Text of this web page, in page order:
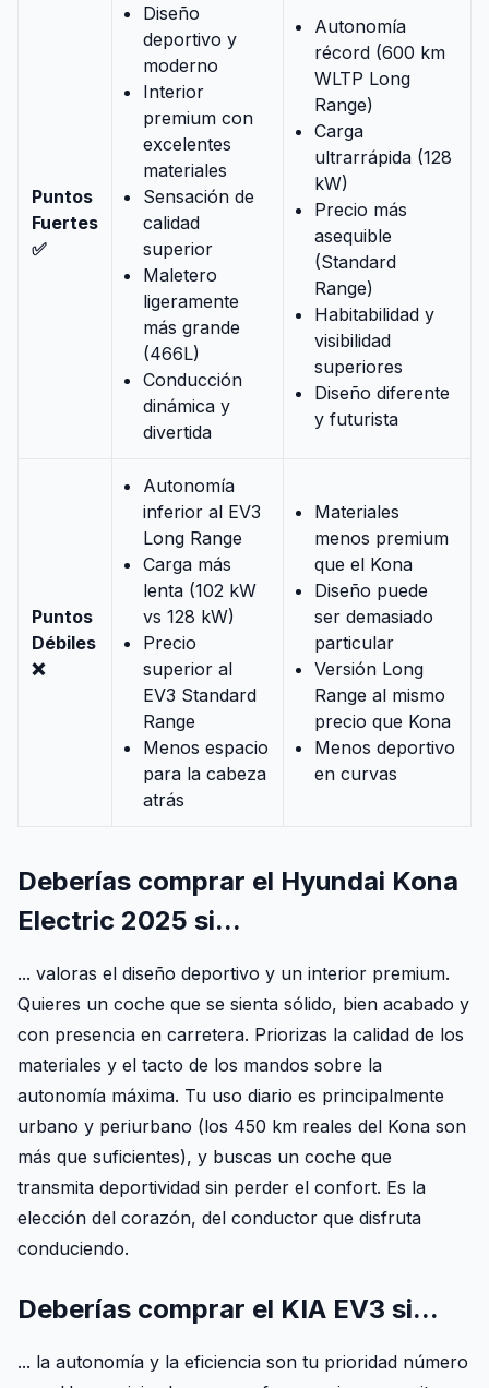
Puntos
Fuertes
✅
Diseño
deportivo y
moderno
Interior
premium con
excelentes
materiales
Sensación de
calidad
superior
Maletero
ligeramente
más grande
(466L)
Conducción
dinámica y
divertida
Autonomía
récord (600 km
WLTP Long
Range)
Carga
ultrarrápida (128
kW)
Precio más
asequible
(Standard
Range)
Habitabilidad y
visibilidad
superiores
Diseño diferente
y futurista
Puntos
Débiles
❌
Autonomía
inferior al EV3
Long Range
Carga más
lenta (102 kW
vs 128 kW)
Precio
superior al
EV3 Standard
Range
Menos espacio
para la cabeza
atrás
Materiales
menos premium
que el Kona
Diseño puede
ser demasiado
particular
Versión Long
Range al mismo
precio que Kona
Menos deportivo
en curvas
Deberías comprar el Hyundai Kona
Electric 2025 si...
... valoras el diseño deportivo y un interior premium.
Quieres un coche que se sienta sólido, bien acabado y
con presencia en carretera. Priorizas la calidad de los
materiales y el tacto de los mandos sobre la
autonomía máxima. Tu uso diario es principalmente
urbano y periurbano (los 450 km reales del Kona son
más que suficientes), y buscas un coche que
transmita deportividad sin perder el confort. Es la
elección del corazón, del conductor que disfruta
conduciendo.
Deberías comprar el KIA EV3 si...
... la autonomía y la eficiencia son tu prioridad número